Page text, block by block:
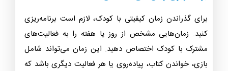
برای گذراندن زمان کیفیتی با کودک، لازم است برنامه‌ریزی
کنید. زمان‌هایی مشخص از روز یا هفته را به فعالیت‌های
مشترک با کودک اختصاص دهید. این زمان می‌تواند شامل
بازی، خواندن کتاب، پیاده‌روی یا هر فعالیت دیگری باشد که